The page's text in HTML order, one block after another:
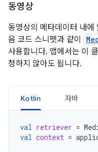
동영상
동영상의 메타데이터 내
음 코드 스니펫과 같이
사용합니다. 앱에서는 이
청하지 않아도 됩니다.
Kotlin 자바
val retriever =
val context =